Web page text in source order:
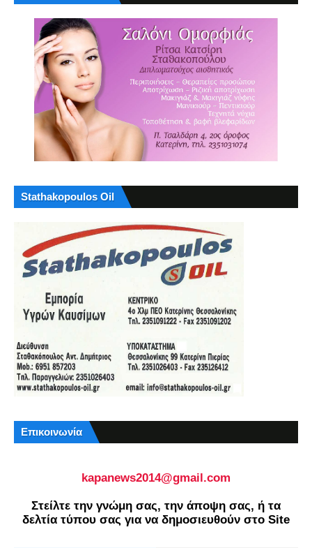
Stathakopoulos Oil
Επικοινωνία
kapanews2014@gmail.com
Στείλτε την γνώμη σας, την άποψη σας, ή τα
δελτία τύπου σας για να δημοσιευθούν στο Site